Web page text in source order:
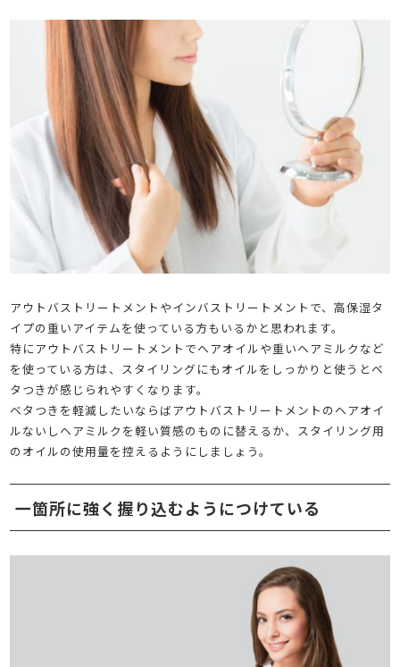
アウトバストリートメントやインバストリートメントで、高保湿タ
イプの重いアイテムを使っている方もいるかと思われます。
特にアウトバストリートメントでヘアオイルや重いヘアミルクなど
を使っている方は、スタイリングにもオイルをしっかりと使うとベ
タつきが感じられやすくなります。
ベタつきを軽減したいならばアウトバストリートメントのヘアオイ
ルないしヘアミルクを軽い質感のものに替えるか、スタイリング用
のオイルの使用量を控えるようにしましょう。
一箇所に強く握り込むようにつけている